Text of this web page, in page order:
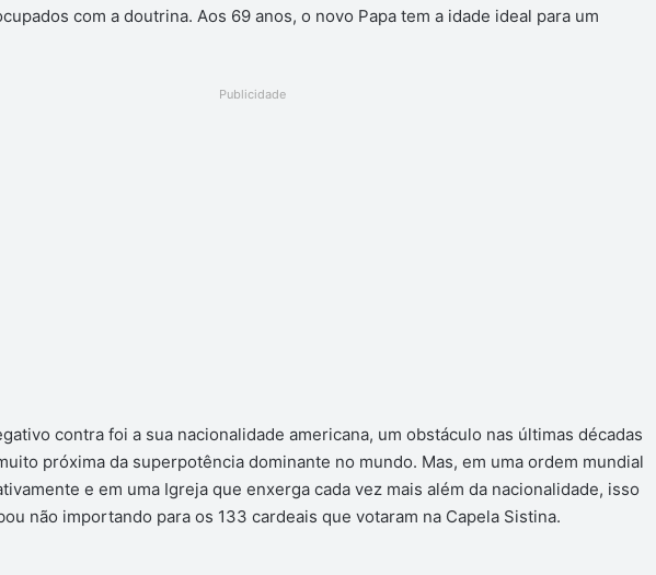
com a doutrina. Aos 69 anos, o novo Papa tem a idade ideal para um
Publicidade
contra foi a sua nacionalidade americana, um obstáculo nas últimas décadas
próxima da superpotência dominante no mundo. Mas, em uma ordem mundial
e em uma Igreja que enxerga cada vez mais além da nacionalidade, isso
não importando para os 133 cardeais que votaram na Capela Sistina.